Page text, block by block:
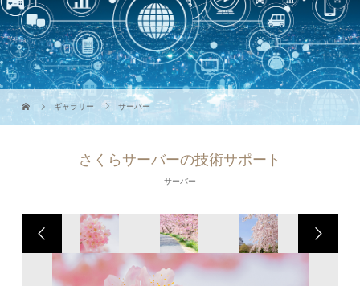
ギャラリー サーバー
さくらサーバーの技術サポート
サーバー